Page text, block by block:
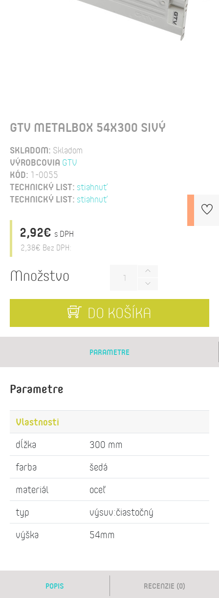
GTV METALBOX 54X300 SIVÝ
SKLADOM: Skladom
VÝROBCOVIA GTV
KÓD: 1-0055
TECHNICKÝ LIST: stiahnuť
TECHNICKÝ LIST: stiahnuť
2,92€ s DPH
2,38€ Bez DPH:
Množstvo
DO KOŠÍKA
PARAMETRE
Parametre
Vlastnosti
dĺžka
300 mm
farba
šedá
materiál
oceľ
typ
výsuv:čiastočný
výška
54mm
POPIS RECENZIE (0)